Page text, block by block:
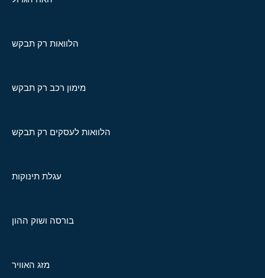
הלוואות רק תבקש
מימון רכב רק תבקש
הלוואות לעסקים רק תבקש
עגלת תינוקות
בורסה ושוק ההון
מזג האוויר